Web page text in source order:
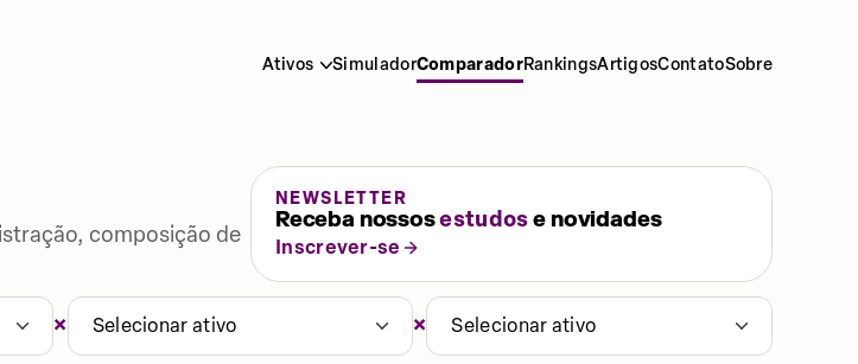
Ativos SimuladorComparadorRankingsArtigosContatoSobre
composição de
NEWSLETTER
Receba nossosestudose novidades
Inscrever-se
× Selecionar ativo × Selecionar ativo